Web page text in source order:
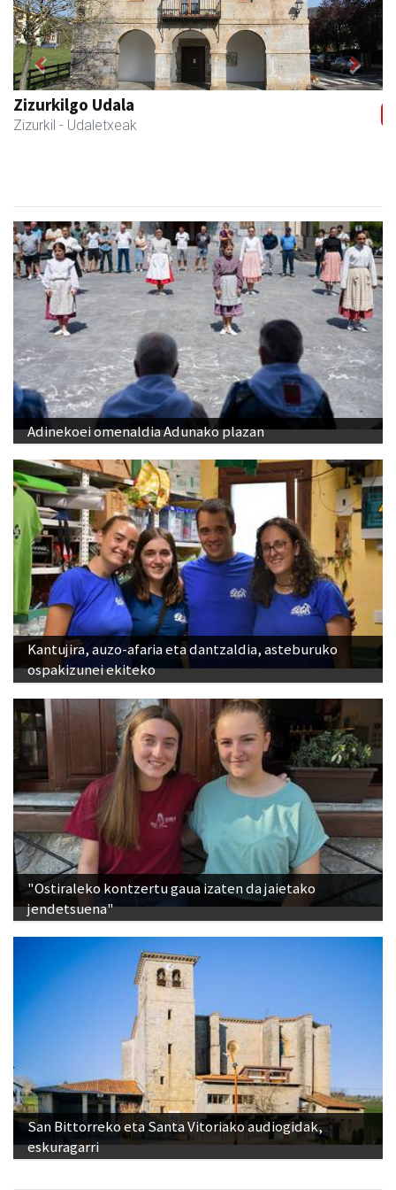
Zizurkilgo Udala
Zizurkil - Udaletxeak
Previous Next
Adinekoei omenaldia Adunako plazan
Kantujira, auzo-afaria eta dantzaldia, asteburuko
ospakizunei ekiteko
"Ostiraleko kontzertu gaua izaten da jaietako
jendetsuena"
San Bittorreko eta Santa Vitoriako audiogidak,
eskuragarri